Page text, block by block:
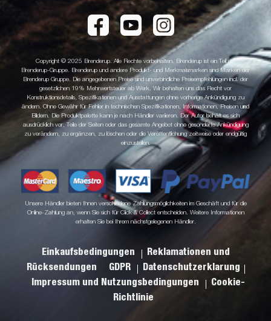
Copyright © 2025 Brenderup. Alle Rechte vorbehalten. Brenderup ist ein Teil der
Brenderup-Gruppe. Brenderup und andere Produkt- und Merkmalsmarken sind Marken der
Brenderup Gruppe. Die angegebenen Preise sind unverbindliche Preisempfehlungen incl. der
gesetzlichen 19% Mehrwertsteuer ab Werk. Wir behalten uns das Recht vor
Konstruktionsdetails, Spezifikationen und Ausstattungen ohne vorherige Ankündigung zu
ändern. Ohne Gewähr für Fehler in technischen Spezifikationen, Informationen, Preisen und
Bildern. Die Produktpalette kann je nach Händler variieren. Der Autor behält es sich
ausdrücklich vor, Teile der Seiten oder das gesamte Angebot ohne gesonderte Ankündigung
zu verändern, zu ergänzen, zu löschen oder die Veröffentlichung zeitweise oder endgültig
einzustellen.
Unsere Händler bieten Ihnen verschiedene Zahlungsmöglichkeiten im Geschäft und für die
Online-Zahlung an, wenn Sie sich für Click & Collect entscheiden. Weitere Informationen
erhalten Sie bei Ihrem nächstgelegenen Händler.
Einkaufsbedingungen
Reklamationen und
Rücksendungen
GDPR
Datenschutzerklarung
Impressum und Nutzungsbedingungen
Cookie-
Richtlinie